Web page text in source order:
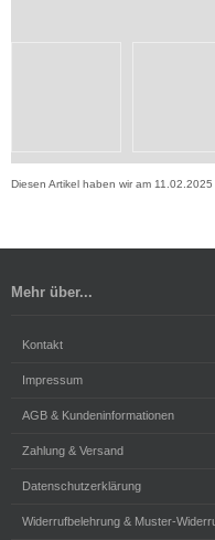
Diesen Artikel haben wir am
Mehr über...
Kontakt
Impressum
AGB & Kundeninformationen
Zahlung & Versand
Datenschutzerklärung
Widerrufbelehrung & Muster-